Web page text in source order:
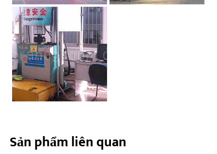
Sản phẩm liên quan